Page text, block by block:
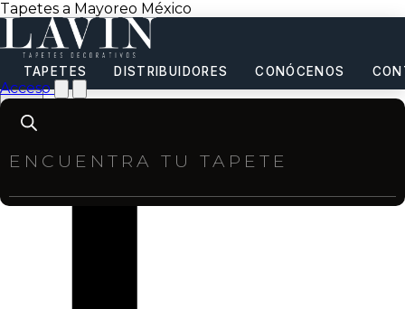
Tapetes a Mayoreo México
TAPETES DISTRIBUIDORES CONÓCENOS
Acceso
Products
search